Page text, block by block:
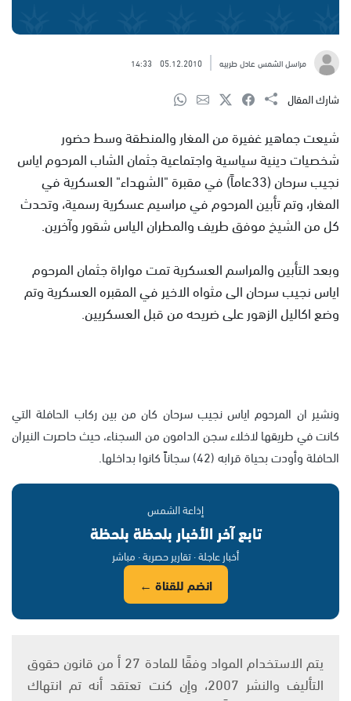
مراسل الشمس عادل طربيه 05.12.2010
14:33
شارك المقال
شيعت جماهير غفيرة من المغار والمنطقة وسط حضور
شخصيات دينية سياسية واجتماعية جثمان الشاب المرحوم اياس
نجيب سرحان (33عاماً) في مقبرة "الشهداء" العسكرية في
المغار، وتم تأبين المرحوم في مراسيم عسكرية رسمية، وتحدث
كل من الشيخ موفق طريف والمطران الياس شقور وآخرين.
وبعد التأبين والمراسم العسكرية تمت مواراة جثمان المرحوم
اياس نجيب سرحان الى مثواه الاخير في المقبره العسكرية وتم
وضع اكاليل الزهور على ضريحه من قبل العسكريين.
ونشير ان المرحوم اياس نجيب سرحان كان من بين ركاب الحافلة التي
كانت في طريقها لاخلاء سجن الدامون من السجناء، حيث حاصرت النيران
الحافلة وأودت بحياة قرابه (42) سجاناً كانوا بداخلها.
إذاعة الشمس
تابع آخر الأخبار بلحظة بلحظة
أخبار عاجلة · تقارير حصرية · مباشر
انضم للقناة ←
يتم الاستخدام المواد وفقًا للمادة 27 أ من قانون حقوق
التأليف والنشر 2007، وإن كنت تعتقد أنه تم انتهاك